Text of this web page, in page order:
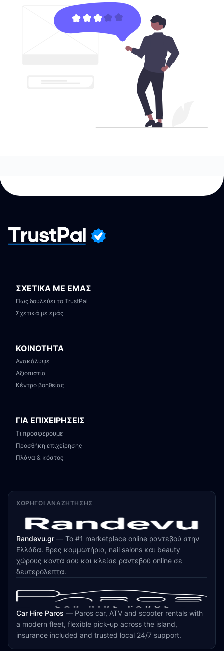
ΣΧΕΤΙΚΑ ΜΕ ΕΜΑΣ
Πως δουλεύει το TrustPal
Σχετικά με εμάς
ΚΟΙΝΟΤΗΤΑ
Ανακάλυψε
Αξιοπιστία
Κέντρο βοηθείας
ΓΙΑ ΕΠΙΧΕΙΡΗΣΕΙΣ
Τι προσφέρουμε
Προσθήκη επιχείρησης
Πλάνα & κόστος
ΧΟΡΗΓΟΊ ΑΝΑΖΉΤΗΣΗΣ
Randevu.gr — Το #1 marketplace online ραντεβού στην
Ελλάδα. Βρες κομμωτήρια, nail salons και beauty
χώρους κοντά σου και κλείσε ραντεβού online σε
δευτερόλεπτα.
Car Hire Paros — Paros car, ATV and scooter rentals with
a modern fleet, flexible pick-up across the island,
insurance included and trusted local 24/7 support.